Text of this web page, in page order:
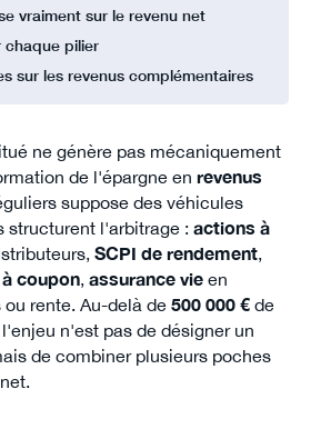
vraiment sur le revenu net
chaque pilier
sur les revenus complémentaires
ne génère pas mécaniquement
de l'épargne en revenus
suppose des véhicules
structurent l'arbitrage : actions à
SCPI de rendement,
coupon, assurance vieen
rente. Au-delà de 500 000 €de
n'est pas de désigner un
de combiner plusieurs poches